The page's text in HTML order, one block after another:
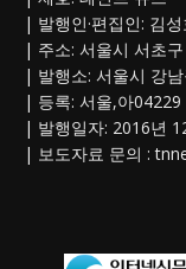
| 발행인·편집인: 김
| 주소: 서울시 서초
| 발행소: 서울시 강
| 등록: 서울,아
| 발행일자: 2016년
| 보도자료 문의 :